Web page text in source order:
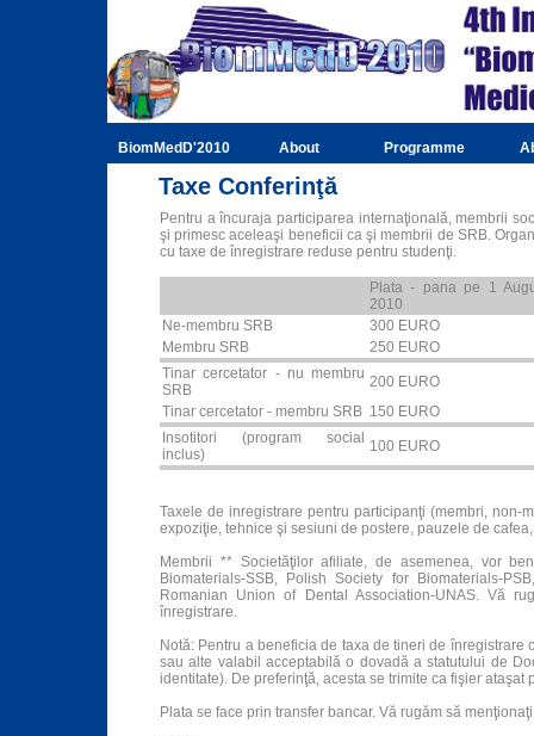
BiomMedD'2010 About Programme
Taxe Conferinţă
Pentru a încuraja participarea internaţională, membrii
şi primesc aceleaşi beneficii ca şi membrii de SRB.
cu taxe de înregistrare reduse pentru studenţi.
Plata - pana pe 1
2010
Ne-membru SRB
300 EURO
Membru SRB
250 EURO
Tinar cercetator - nu membru
SRB
200 EURO
Tinar cercetator - membru SRB 150 EURO
Insotitori (program social
inclus)
100 EURO
Taxele de inregistrare pentru participanţi (membri,
expoziţie, tehnice şi sesiuni de postere, pauzele de
Membrii ** Societăţilor afiliate, de asemenea, vor
Biomaterials-SSB, Polish Society for Biomaterials-
Romanian Union of Dental Association-UNAS. Vă
înregistrare.
Notă: Pentru a beneficia de taxa de tineri de
sau alte valabil acceptabilă o dovadă a statutului de
identitate). De preferinţă, acesta se trimite ca fişier ataşat
Plata se face prin transfer bancar. Vă rugăm să